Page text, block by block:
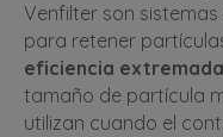
Venfilter son
para retener
eficiencia
tamaño de partícula
utilizan cuando el